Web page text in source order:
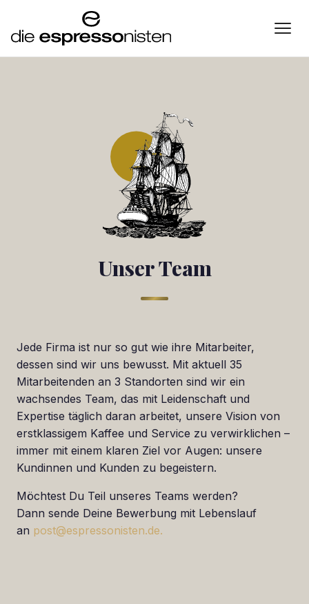
Unser Team
Jede Firma ist nur so gut wie ihre Mitarbeiter,
dessen sind wir uns bewusst. Mit aktuell 35
Mitarbeitenden an 3 Standorten sind wir ein
wachsendes Team, das mit Leidenschaft und
Expertise täglich daran arbeitet, unsere Vision von
erstklassigem Kaffee und Service zu verwirklichen –
immer mit einem klaren Ziel vor Augen: unsere
Kundinnen und Kunden zu begeistern.
Möchtest Du Teil unseres Teams werden?
Dann sende Deine Bewerbung mit Lebenslauf
an post@espressonisten.de.